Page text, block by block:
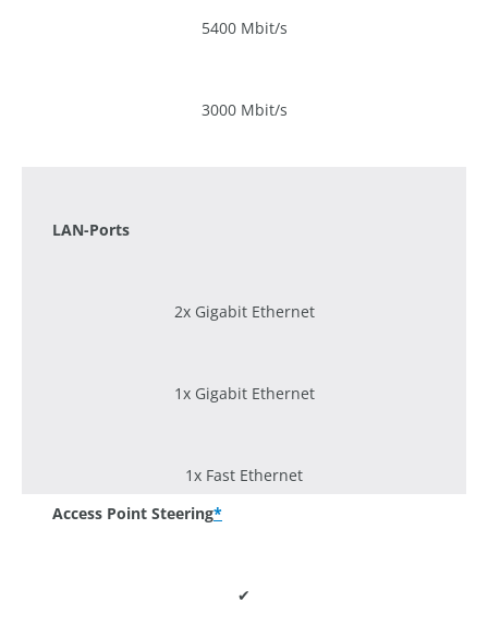
5400 Mbit/s
3000 Mbit/s
LAN-Ports
2x Gigabit Ethernet
1x Gigabit Ethernet
1x Fast Ethernet
Access Point Steering*
✔